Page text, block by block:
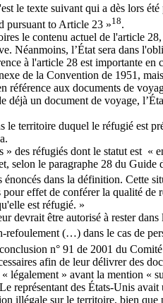
le texte suivant qui a dès lors été
pursuant to Article 23 »18.
le contenu actuel de l'article
Néanmoins, l’État sera dans
à l'article 28 est importante en
de la Convention de 1951,
référence aux documents de
déjà un document de voyage,
territoire duquel le réfugié est
des réfugiés dont le statut est «
selon le paragraphe 28 du Guide
dans la définition. Cette
pour effet de conférer la qualité de
est réfugié. »
devrait être autorisé à rester dans
(…) dans le cas de
n° 91 de 2001 du
afin de leur délivrer des
légalement » avant la mention «
représentant des États-Unis avait
illégale sur le territoire, bien que